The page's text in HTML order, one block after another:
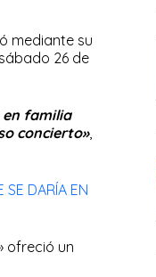
mediante su
26 de
en familia
concierto»,
SE DARÍA EN
ofreció un